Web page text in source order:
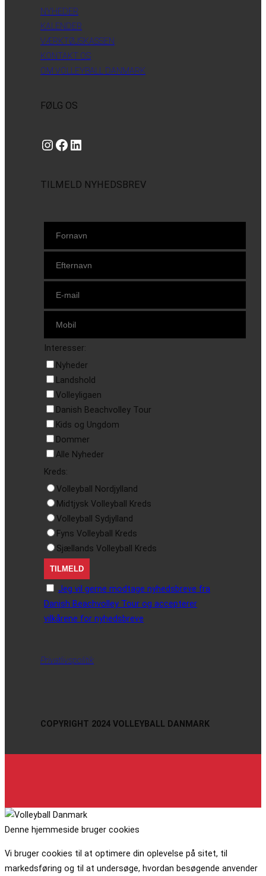
NYHEDER
KALENDER
VÆRKTØJSKASSEN
KONTAKT OS
OM VOLLEYBALL DANMARK
FØLG OS
Instagram https://www.facebook.com/danishbeachvolleytour LinkedIn
TILMELD NYHEDSBREV
Interesser:
Nyheder
Landshold
Volleyligaen
Danish Beachvolley Tour
Kids og Ungdom
Dommer
Alle Nyheder
Kreds:
Volleyball Nordjylland
Midtjysk Volleyball Kreds
Volleyball Sydjylland
Fyns Volleyball Kreds
Sjællands Volleyball Kreds
Jeg vil gerne modtage nyhedsbreve fra
Danish Beachvolley Tour og accepterer
vilkårene for nyhedsbreve
Privatlivspolitik
COPYRIGHT 2024 VOLLEYBALL DANMARK
Denne hjemmeside bruger cookies
Vi bruger cookies til at optimere din oplevelse på sitet, til
markedsføring og til at undersøge, hvordan besøgende anvender